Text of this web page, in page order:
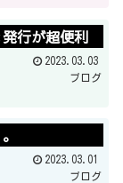
行が超便利
2023.03.03
ブログ
2023.03.01
ブログ